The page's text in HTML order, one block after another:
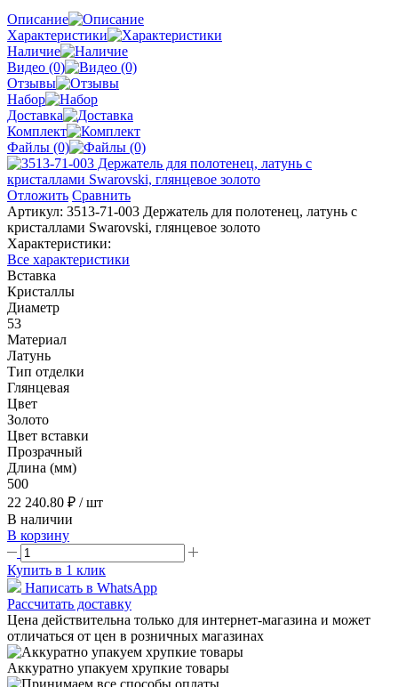
Описание
Характеристики
Наличие
Видео (0)
Отзывы
Набор
Доставка
Комплект
Файлы (0)
Отложить Сравнить
Артикул: 3513-71-003 Держатель для полотенец, латунь с
кристаллами Swarovski, глянцевое золото
Характеристики:
Все характеристики
Вставка
Кристаллы
Диаметр
53
Материал
Латунь
Тип отделки
Глянцевая
Цвет
Золото
Цвет вставки
Прозрачный
Длина (мм)
500
22 240.80 ₽ / шт
В наличии
В корзину
Купить в 1 клик
Написать в WhatsApp
Рассчитать доставку
Цена действительна только для интернет-магазина и может
отличаться от цен в розничных магазинах
Аккуратно упакуем хрупкие товары